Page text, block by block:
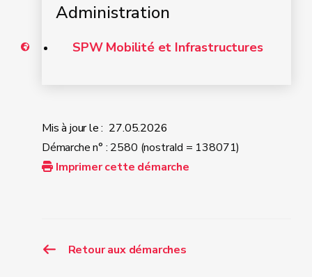
Administration
SPW Mobilité et Infrastructures
Mis à jour le : 27.05.2026
Démarche n° : 2580 (nostraId = 138071)
Imprimer cette démarche
Retour aux démarches